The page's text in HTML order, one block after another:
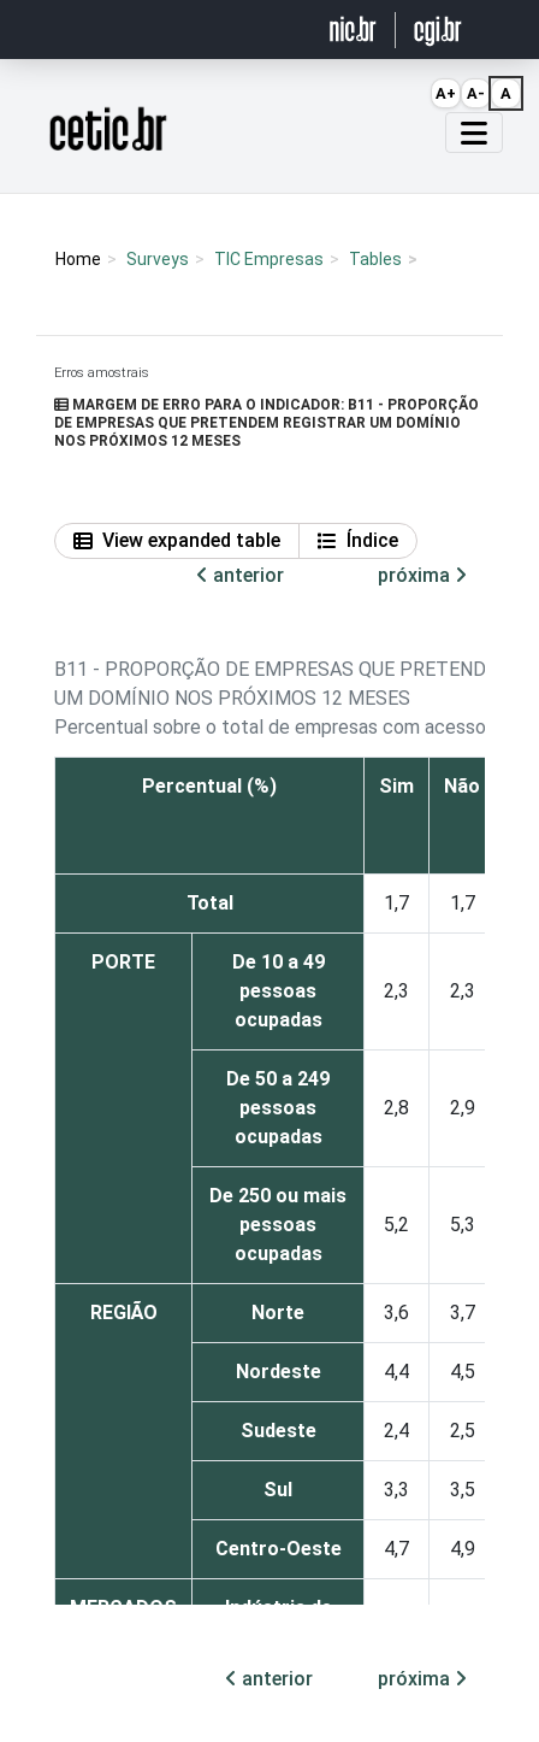
Página inicial
Home Surveys TIC Empresas Tables
Erros amostrais
MARGEM DE ERRO PARA O INDICADOR: B11 - PROPORÇÃO
DE EMPRESAS QUE PRETENDEM REGISTRAR UM DOMÍNIO
NOS PRÓXIMOS 12 MESES
View expanded table
Índice
anterior
próxima
B11 - PROPORÇÃO DE EMPRESAS QUE PRETENDEM
UM DOMÍNIO NOS PRÓXIMOS 12 MESES
Percentual sobre o total de empresas com acesso a
Percentual (%) Sim Não
Total 1,7 1,7
PORTE
De 10 a 49
pessoas
ocupadas
2,3 2,3
De 50 a 249
pessoas
ocupadas
2,8 2,9
De 250 ou mais
pessoas
ocupadas
5,2 5,3
REGIÃO Norte 3,6 3,7
Nordeste 4,4 4,5
Sudeste 2,4 2,5
Sul 3,3 3,5
Centro-Oeste 4,7 4,9
MERCADOS
Indústria de
anterior próxima
A+ A- A